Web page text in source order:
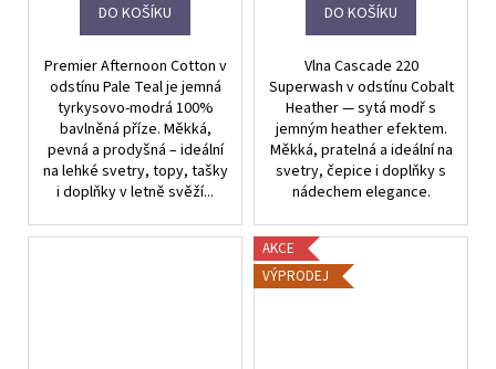
DO KOŠÍKU
Premier Afternoon Cotton v
odstínu Pale Teal je jemná
tyrkysovo-modrá 100%
bavlněná příze. Měkká,
pevná a prodyšná – ideální
na lehké svetry, topy, tašky
i doplňky v letně svěží...
DO KOŠÍKU
Vlna Cascade 220
Superwash v odstínu Cobalt
Heather — sytá modř s
jemným heather efektem.
Měkká, pratelná a ideální na
svetry, čepice i doplňky s
nádechem elegance.
AKCE
VÝPRODEJ